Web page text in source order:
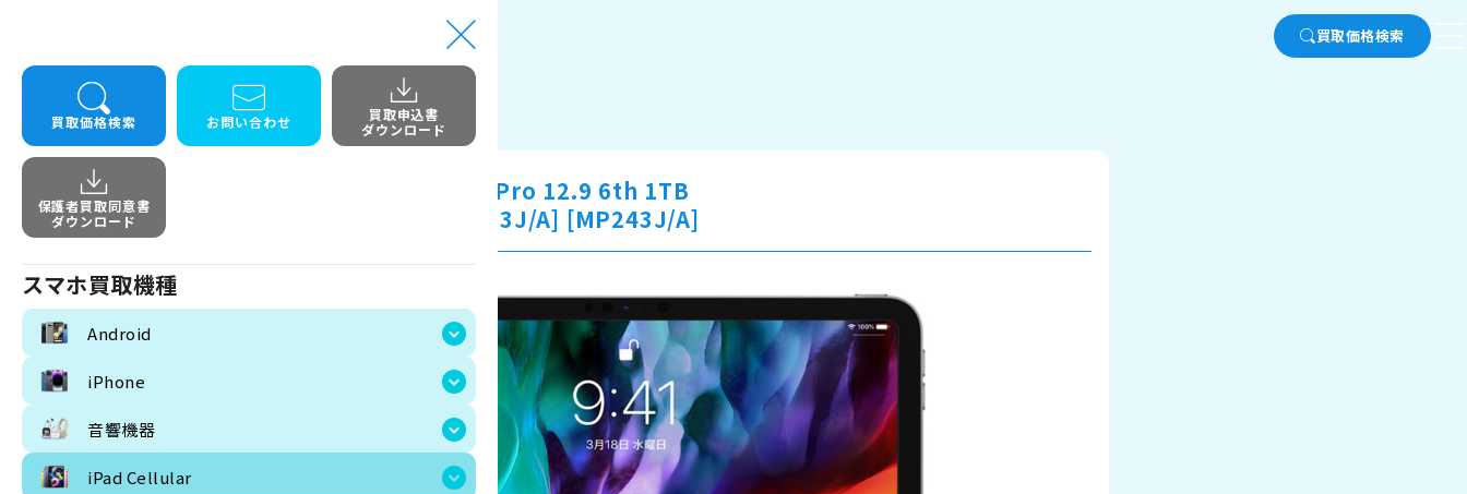
買取価格検索
買取価格検索 お問い合わせ
買取申込書
ダウンロード
保護者買取同意書
ダウンロード
スマホ買取機種
Android
iPhone
音響機器
iPad Cellular
トップ iPad Cellular
iPad Pro 12.9 6th 1TB
[MP253J/A] [MP243J/A]
iPad Pro 12.9 6th 1TB
[MP253J/A] [MP243J/A]